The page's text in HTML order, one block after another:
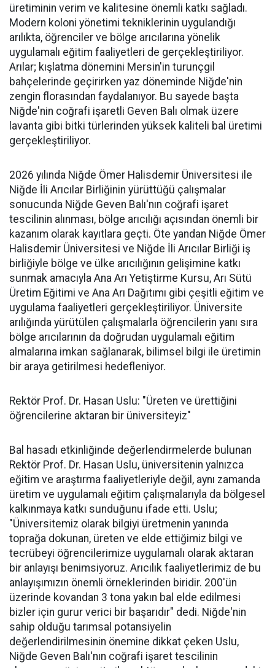
üretiminin verim ve kalitesine önemli katkı sağladı.
Modern koloni yönetimi tekniklerinin uygulandığı
arılıkta, öğrenciler ve bölge arıcılarına yönelik
uygulamalı eğitim faaliyetleri de gerçekleştiriliyor.
Arılar; kışlatma dönemini Mersin'in turunçgil
bahçelerinde geçirirken yaz döneminde Niğde'nin
zengin florasından faydalanıyor. Bu sayede başta
Niğde'nin coğrafi işaretli Geven Balı olmak üzere
lavanta gibi bitki türlerinden yüksek kaliteli bal üretimi
gerçekleştiriliyor.
2026 yılında Niğde Ömer Halisdemir Üniversitesi ile
Niğde İli Arıcılar Birliğinin yürüttüğü çalışmalar
sonucunda Niğde Geven Balı'nın coğrafi işaret
tescilinin alınması, bölge arıcılığı açısından önemli bir
kazanım olarak kayıtlara geçti. Öte yandan Niğde Ömer
Halisdemir Üniversitesi ve Niğde İli Arıcılar Birliği iş
birliğiyle bölge ve ülke arıcılığının gelişimine katkı
sunmak amacıyla Ana Arı Yetiştirme Kursu, Arı Sütü
Üretim Eğitimi ve Ana Arı Dağıtımı gibi çeşitli eğitim ve
uygulama faaliyetleri gerçekleştiriliyor. Üniversite
arılığında yürütülen çalışmalarla öğrencilerin yanı sıra
bölge arıcılarının da doğrudan uygulamalı eğitim
almalarına imkan sağlanarak, bilimsel bilgi ile üretimin
bir araya getirilmesi hedefleniyor.
Rektör Prof. Dr. Hasan Uslu: "Üreten ve ürettiğini
öğrencilerine aktaran bir üniversiteyiz"
Bal hasadı etkinliğinde değerlendirmelerde bulunan
Rektör Prof. Dr. Hasan Uslu, üniversitenin yalnızca
eğitim ve araştırma faaliyetleriyle değil, aynı zamanda
üretim ve uygulamalı eğitim çalışmalarıyla da bölgesel
kalkınmaya katkı sunduğunu ifade etti. Uslu;
"Üniversitemiz olarak bilgiyi üretmenin yanında
toprağa dokunan, üreten ve elde ettiğimiz bilgi ve
tecrübeyi öğrencilerimize uygulamalı olarak aktaran
bir anlayışı benimsiyoruz. Arıcılık faaliyetlerimiz de bu
anlayışımızın önemli örneklerinden biridir. 200'ün
üzerinde kovandan 3 tona yakın bal elde edilmesi
bizler için gurur verici bir başarıdır" dedi. Niğde'nin
sahip olduğu tarımsal potansiyelin
değerlendirilmesinin önemine dikkat çeken Uslu,
Niğde Geven Balı'nın coğrafi işaret tescilinin